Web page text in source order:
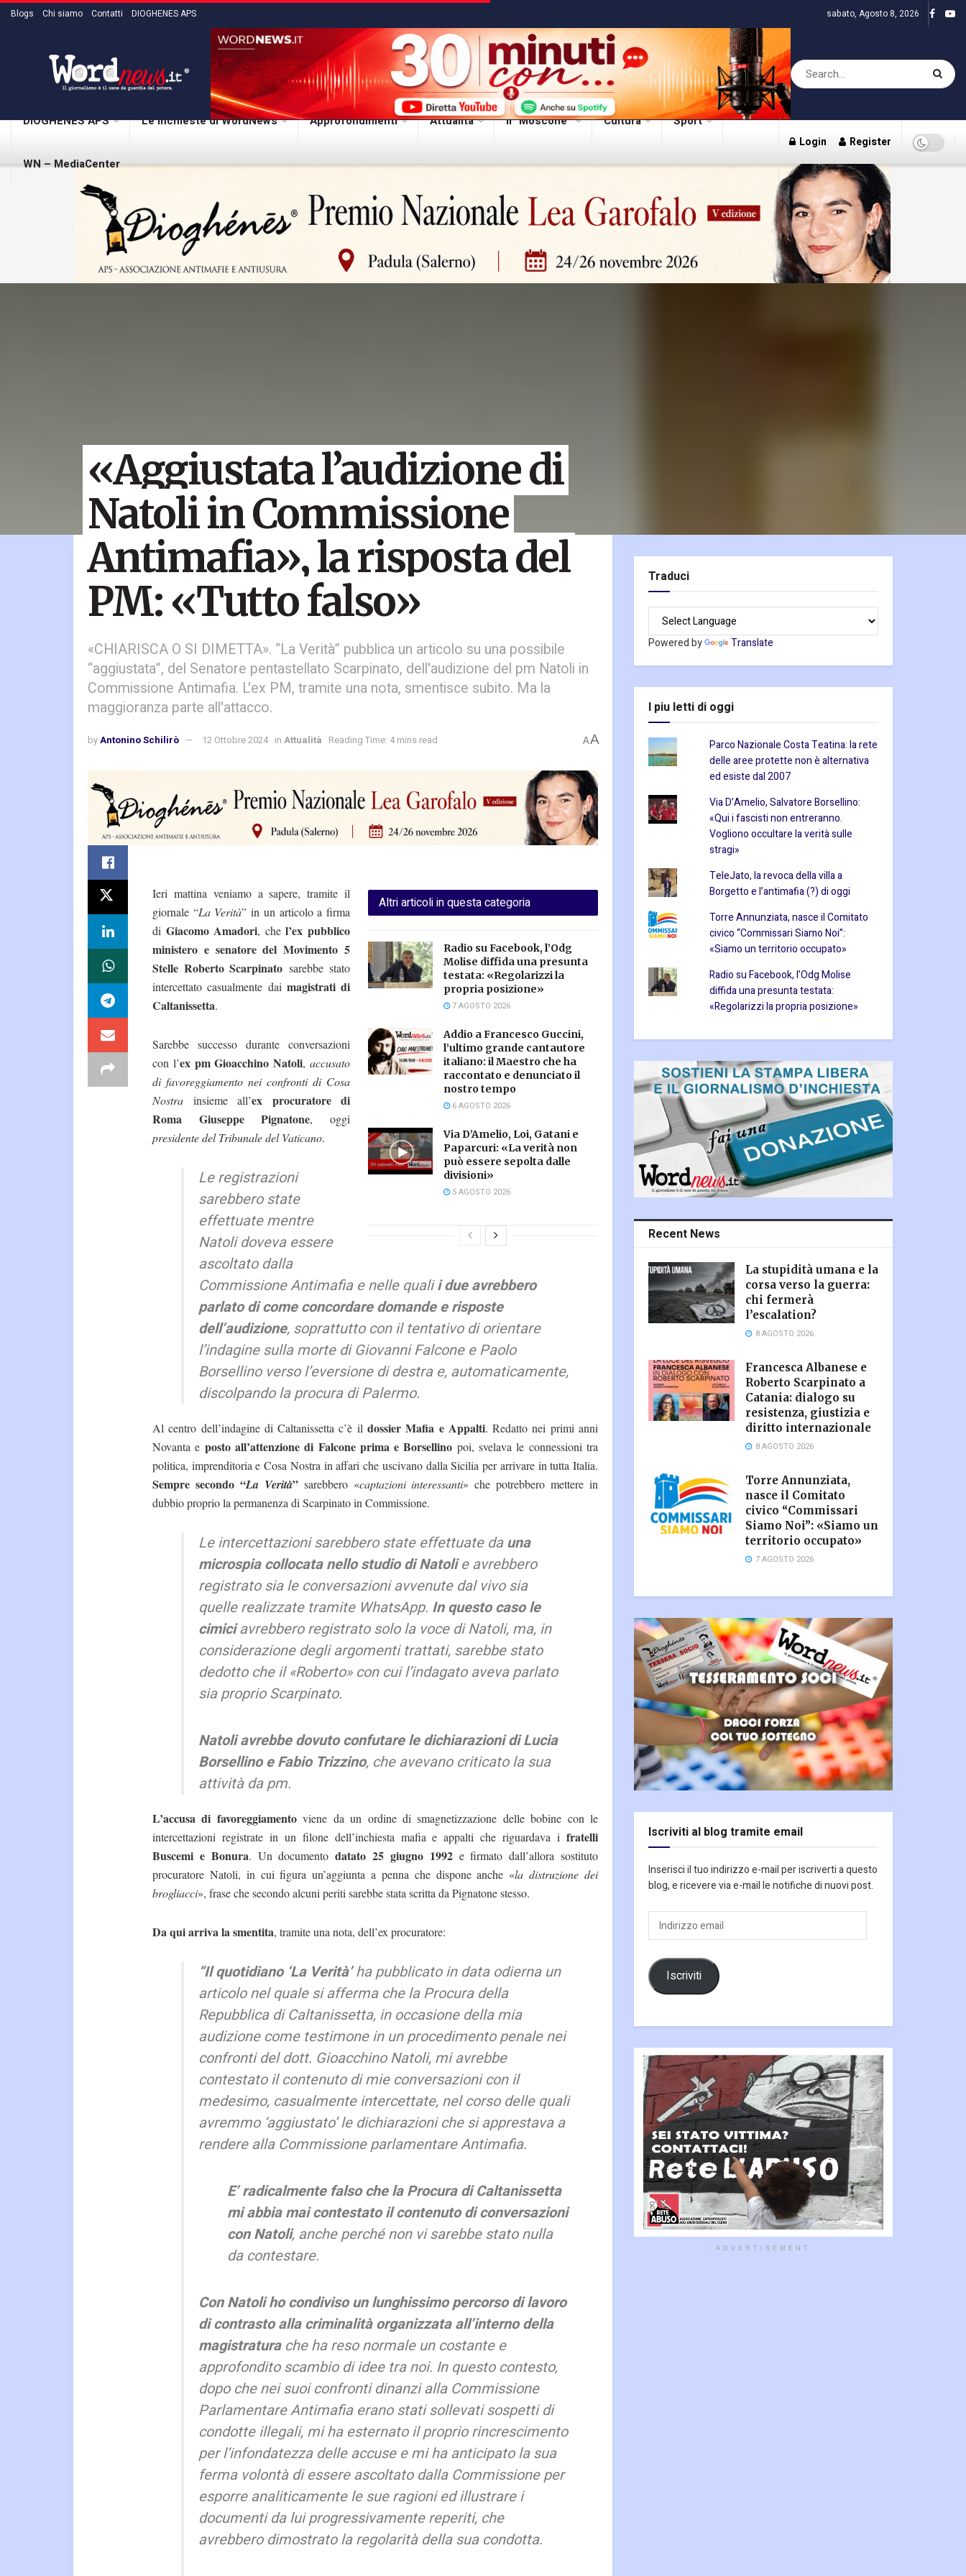
Blogs Chi siamo Contatti DIOGHENES APS sabato, Agosto 8, 2026
DIOGHENES APS Le inchieste di WordNews Approfondimenti Attualità Il “Moscone” Cultura Sport
WN – MediaCenter
Login Register
«Aggiustata l’audizione di
Natoli in Commissione
Antimafia», la risposta del
PM: «Tutto falso»
«CHIARISCA O SI DIMETTA». “La Verità” pubblica un articolo su una possibile
“aggiustata”, del Senatore pentastellato Scarpinato, dell'audizione del pm Natoli in
Commissione Antimafia. L'ex PM, tramite una nota, smentisce subito. Ma la
maggioranza parte all'attacco.
byAntonino Schilirò 12 Ottobre 2024 in Attualità Reading Time: 4 mins read AA
Altri articoli in questa categoria
Radio su Facebook, l’Odg
Molise diffida una presunta
testata: «Regolarizzi la
propria posizione»
7 AGOSTO 2026
Addio a Francesco Guccini,
l’ultimo grande cantautore
italiano: il Maestro che ha
raccontato e denunciato il
nostro tempo
6 AGOSTO 2026
Via D’Amelio, Loi, Gatani e
Paparcuri: «La verità non
può essere sepolta dalle
divisioni»
5 AGOSTO 2026
Ieri mattina veniamo a sapere, tramite il
giornale “La Verità” in un articolo a firma
di Giacomo Amadori, chel’ex pubblico
ministero e senatore del Movimento 5
Stelle Roberto Scarpinato sarebbe stato
intercettato casualmente dai magistrati di
Caltanissetta.
Sarebbe successo durante conversazioni
con l’ex pm Gioacchino Natoli,accusato
di favoreggiamento nei confronti di Cosa
Nostra insieme all’ex procuratore di
Roma Giuseppe Pignatone, oggi
presidente del Tribunale del Vaticano.
Le registrazioni
sarebbero state
effettuate mentre
Natoli doveva essere
ascoltato dalla
Commissione Antimafia e nelle qualii due avrebbero
parlato di come concordare domande e risposte
dell’audizione, soprattutto con il tentativo di orientare
l’indagine sulla morte di Giovanni Falcone e Paolo
Borsellino verso l’eversione di destra e, automaticamente,
discolpando la procura di Palermo.
Al centro dell’indagine di Caltanissetta c’è il dossier Mafia e Appalti. Redatto nei primi anni
Novanta e posto all’attenzione di Falcone prima e Borsellino poi, svelava le connessioni tra
politica, imprenditoria e Cosa Nostra in affari che uscivano dalla Sicilia per arrivare in tutta Italia.
Sempre secondo “La Verità”sarebbero «captazioni interessanti» che potrebbero mettere in
dubbio proprio la permanenza di Scarpinato in Commissione.
Le intercettazioni sarebbero state effettuate dauna
microspia collocata nello studio di Natolie avrebbero
registrato sia le conversazioni avvenute dal vivo sia
quelle realizzate tramite WhatsApp. In questo caso le
cimiciavrebbero registrato solo la voce di Natoli, ma, in
considerazione degli argomenti trattati, sarebbe stato
dedotto che il «Roberto» con cui l’indagato aveva parlato
sia proprio Scarpinato.
Natoli avrebbe dovuto confutare le dichiarazioni di Lucia
Borsellino e Fabio Trizzino, che avevano criticato la sua
attività da pm.
L’accusa di favoreggiamentoviene da un ordine di smagnetizzazione delle bobine con le
intercettazioni registrate in un filone dell’inchiesta mafia e appalti che riguardava i fratelli
Buscemi e Bonura. Un documentodatato 25 giugno 1992e firmato dall’allora sostituto
procuratore Natoli, in cui figura un’aggiunta a penna che dispone anche «la distruzione dei
brogliacci», frase che secondo alcuni periti sarebbe stata scritta da Pignatone stesso.
Da qui arriva la smentita, tramite una nota, dell’ex procuratore:
“Il quotidiano ‘La Verità’ha pubblicato in data odierna un
articolo nel quale si afferma che la Procura della
Repubblica di Caltanissetta, in occasione della mia
audizione come testimone in un procedimento penale nei
confronti del dott. Gioacchino Natoli, mi avrebbe
contestato il contenuto di mie conversazioni con il
medesimo, casualmente intercettate, nel corso delle quali
avremmo ‘aggiustato’ le dichiarazioni che si apprestava a
rendere alla Commissione parlamentare Antimafia.
E’ radicalmente falso che la Procura di Caltanissetta
mi abbia mai contestato il contenuto di conversazioni
con Natoli, anche perché non vi sarebbe stato nulla
da contestare.
Con Natoli ho condiviso un lunghissimo percorso di lavoro
di contrasto alla criminalità organizzata all’interno della
magistraturache ha reso normale un costante e
approfondito scambio di idee tra noi. In questo contesto,
dopo che nei suoi confronti dinanzi alla Commissione
Parlamentare Antimafia erano stati sollevati sospetti di
condotte illegali, mi ha esternato il proprio rincrescimento
per l’infondatezza delle accuse e mi ha anticipato la sua
ferma volontà di essere ascoltato dalla Commissione per
esporre analiticamente le sue ragioni ed illustrare i
documenti da lui progressivamente reperiti, che
avrebbero dimostrato la regolarità della sua condotta.
Traduci
Powered by Translate
I piu letti di oggi
Parco Nazionale Costa Teatina: la rete
delle aree protette non è alternativa
ed esiste dal 2007
Via D’Amelio, Salvatore Borsellino:
«Qui i fascisti non entreranno.
Vogliono occultare la verità sulle
stragi»
TeleJato, la revoca della villa a
Borgetto e l’antimafia (?) di oggi
Torre Annunziata, nasce il Comitato
civico “Commissari Siamo Noi”:
«Siamo un territorio occupato»
Radio su Facebook, l’Odg Molise
diffida una presunta testata:
«Regolarizzi la propria posizione»
Recent News
La stupidità umana e la
corsa verso la guerra:
chi fermerà
l’escalation?
8 AGOSTO 2026
Francesca Albanese e
Roberto Scarpinato a
Catania: dialogo su
resistenza, giustizia e
diritto internazionale
8 AGOSTO 2026
Torre Annunziata,
nasce il Comitato
civico “Commissari
Siamo Noi”: «Siamo un
territorio occupato»
7 AGOSTO 2026
Iscriviti al blog tramite email
Inserisci il tuo indirizzo e-mail per iscriverti a questo
blog, e ricevere via e-mail le notifiche di nuovi post.
Indirizzo
email
Iscriviti
ADVERTISEMENT